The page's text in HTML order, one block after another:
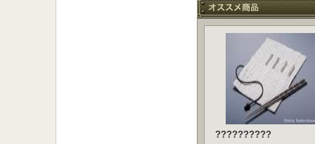
??????????